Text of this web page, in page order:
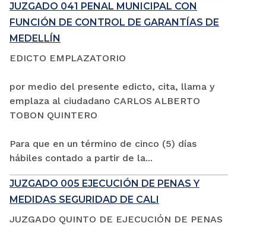
JUZGADO 041 PENAL MUNICIPAL CON
FUNCIÓN DE CONTROL DE GARANTÍAS DE
MEDELLÍN
EDICTO EMPLAZATORIO
por medio del presente edicto, cita, llama y
emplaza al ciudadano CARLOS ALBERTO
TOBON QUINTERO
Para que en un término de cinco (5) días
hábiles contado a partir de la...
JUZGADO 005 EJECUCIÓN DE PENAS Y
MEDIDAS SEGURIDAD DE CALI
JUZGADO QUINTO DE EJECUCIÓN DE PENAS